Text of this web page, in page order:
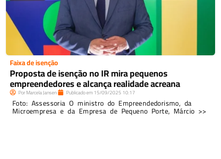
Faixa de isenção
Proposta de isenção no IR mira pequenos
empreendedores e alcança realidade acreana
PorMarcela Jansen Publicado em15/09/2025 10:17
Foto: Assessoria O ministro do Empreendedorismo, da
Microempresa e da Empresa de Pequeno Porte, Márcio >>